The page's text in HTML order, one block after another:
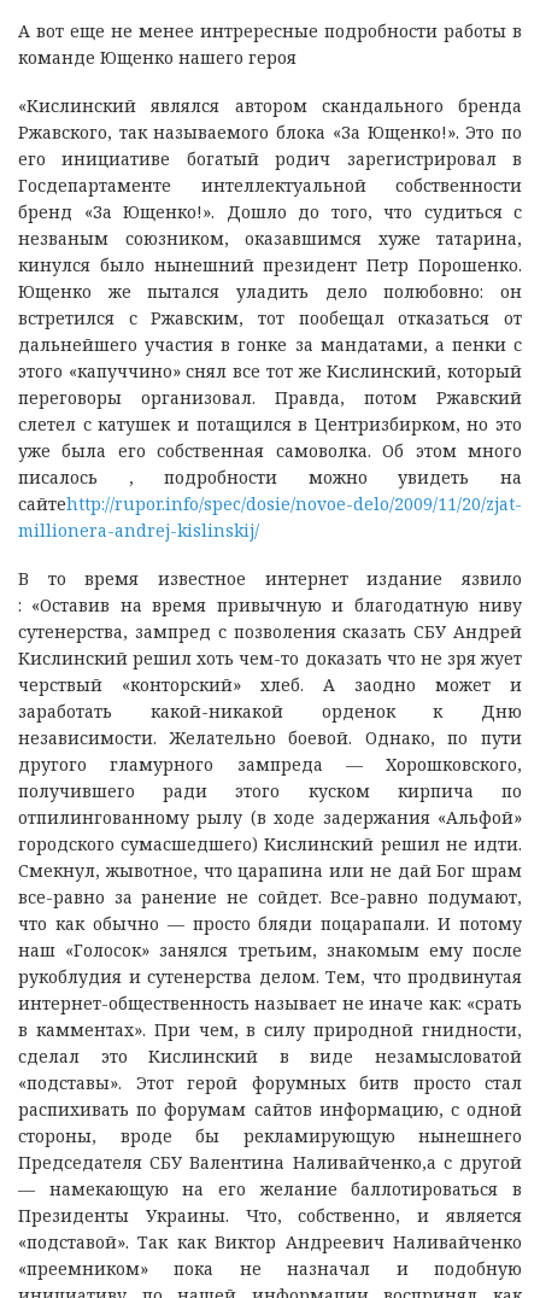
А вот еще не менее интрересные подробности работы в
команде Ющенко нашего героя
«Кислинский являлся автором скандального бренда
Ржавского, так называемого блока «За Ющенко!». Это по
его инициативе богатый родич зарегистрировал в
Госдепартаменте интеллектуальной собственности
бренд «За Ющенко!». Дошло до того, что судиться с
незваным союзником, оказавшимся хуже татарина,
кинулся было нынешний президент Петр Порошенко.
Ющенко же пытался уладить дело полюбовно: он
встретился с Ржавским, тот пообещал отказаться от
дальнейшего участия в гонке за мандатами, а пенки с
этого «капуччино» снял все тот же Кислинский, который
переговоры организовал. Правда, потом Ржавский
слетел с катушек и потащился в Центризбирком, но это
уже была его собственная самоволка. Об этом много
писалось , подробности можно увидеть на
сайтеhttp://rupor.info/spec/dosie/novoe-delo/2009/11/20/zjat-
millionera-andrej-kislinskij/
В то время известное интернет издание язвило
: «Оставив на время привычную и благодатную ниву
сутенерства, зампред с позволения сказать СБУ Андрей
Кислинский решил хоть чем-то доказать что не зря жует
черствый «конторский» хлеб. А заодно может и
заработать какой-никакой орденок к Дню
независимости. Желательно боевой. Однако, по пути
другого гламурного зампреда — Хорошковского,
получившего ради этого куском кирпича по
отпилингованному рылу (в ходе задержания «Альфой»
городского сумасшедшего) Кислинский решил не идти.
Смекнул, жывотное, что царапина или не дай Бог шрам
все-равно за ранение не сойдет. Все-равно подумают,
что как обычно — просто бляди поцарапали. И потому
наш «Голосок» занялся третьим, знакомым ему после
рукоблудия и сутенерства делом. Тем, что продвинутая
интернет-общественность называет не иначе как: «срать
в камментах». При чем, в силу природной гнидности,
сделал это Кислинский в виде незамысловатой
«подставы». Этот герой форумных битв просто стал
распихивать по форумам сайтов информацию, с одной
стороны, вроде бы рекламирующую нынешнего
Председателя СБУ Валентина Наливайченко,а с другой
— намекающую на его желание баллотироваться в
Президенты Украины. Что, собственно, и является
«подставой». Так как Виктор Андреевич Наливайченко
«преемником» пока не назначал и подобную